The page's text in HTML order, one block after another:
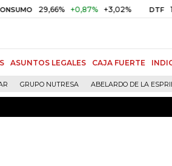
29,66% +0,87% +3,02% DTF 10,34%
ASUNTOS LEGALES CAJA FUERTE
GRUPO NUTRESA ABELARDO DE LA